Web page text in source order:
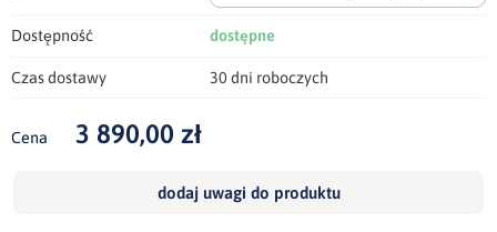
Dostępność dostępne
Czas dostawy 30 dni roboczych
Cena 3 890,00 zł
dodaj uwagi do produktu